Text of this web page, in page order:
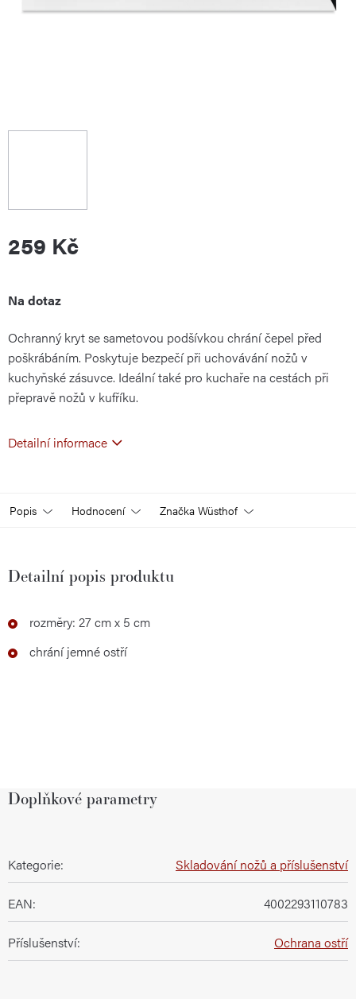
259 Kč
Měrná
cena:
Na dotaz
Ochranný kryt se sametovou podšívkou chrání čepel před
poškrábáním. Poskytuje bezpečí při uchovávání nožů v
kuchyňské zásuvce. Ideální také pro kuchaře na cestách při
přepravě nožů v kufříku.
Detailní informace
Popis Hodnocení Značka Wüsthof
Detailní popis produktu
rozměry: 27 cm x 5 cm
chrání jemné ostří
Doplňkové parametry
Kategorie: Skladování nožů a příslušenství
EAN: 4002293110783
Příslušenství: Ochrana ostří